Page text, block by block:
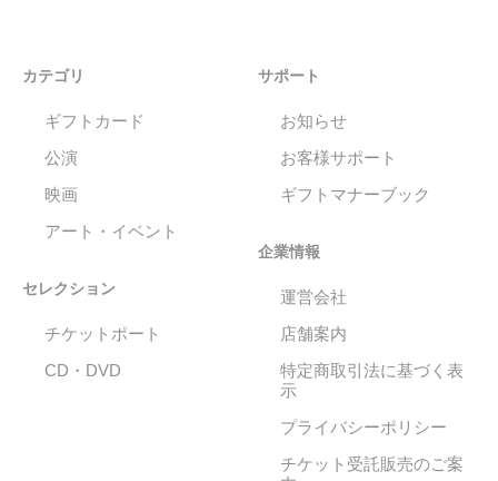
カテゴリ
ギフトカード
公演
映画
アート・イベント
セレクション
チケットポート
CD・DVD
サポート
お知らせ
お客様サポート
ギフトマナーブック
企業情報
運営会社
店舗案内
特定商取引法に基づく表
示
プライバシーポリシー
チケット受託販売のご案